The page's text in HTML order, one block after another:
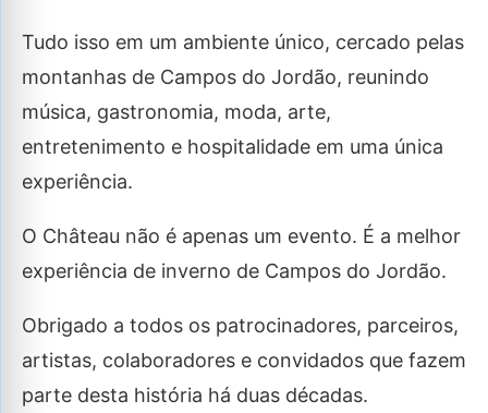
Tudo isso em um ambiente único, cercado pelas
montanhas de Campos do Jordão, reunindo
música, gastronomia, moda, arte,
entretenimento e hospitalidade em uma única
experiência.
O Château não é apenas um evento. É a melhor
experiência de inverno de Campos do Jordão.
Obrigado a todos os patrocinadores, parceiros,
artistas, colaboradores e convidados que fazem
parte desta história há duas décadas.